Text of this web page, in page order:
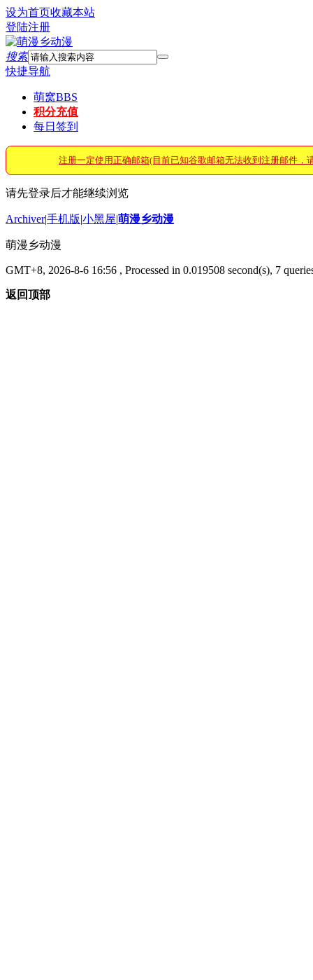
设为首页收藏本站
登陆注册
搜索
快捷导航
萌窝BBS
积分充值
每日签到
注册一定使用正确邮箱(目前已知谷歌邮箱无法收到注册邮件，
请先登录后才能继续浏览
Archiver|手机版|小黑屋|萌漫乡动漫
萌漫乡动漫
GMT+8, 2026-8-6 16:56 , Processed in 0.019508 second(s), 7
返回顶部